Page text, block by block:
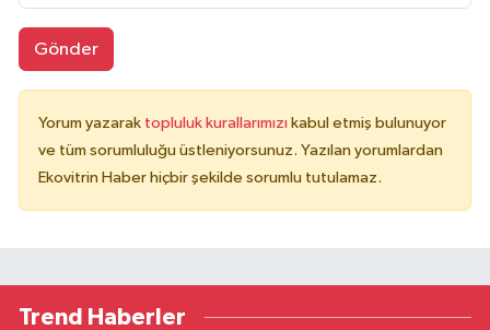
Gönder
Yorum yazarak topluluk kurallarımızı kabul etmiş bulunuyor
ve tüm sorumluluğu üstleniyorsunuz. Yazılan yorumlardan
Ekovitrin Haber hiçbir şekilde sorumlu tutulamaz.
Trend Haberler